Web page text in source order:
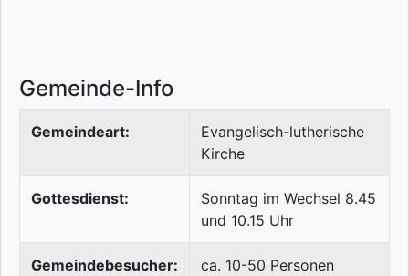
Gemeinde-Info
Gemeindeart:
Evangelisch-lutherische
Kirche
Gottesdienst:
Sonntag im Wechsel 8.45
und 10.15 Uhr
Gemeindebesucher: ca. 10-50 Personen